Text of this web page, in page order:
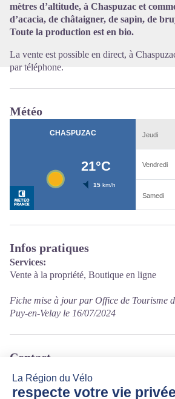
mètres d’altitude, à Chaspuzac et
d’acacia, de châtaigner, de sapin, de
Toute la production est en bio.
La vente est possible en direct, à
par téléphone.
Météo
Infos pratiques
Services:
Vente à la propriété, Boutique en ligne
Fiche mise à jour par Office de Tourisme
Puy-en-Velay le 16/07/2024
Contact
20, rue des Pradis
43320 Chaspuzac